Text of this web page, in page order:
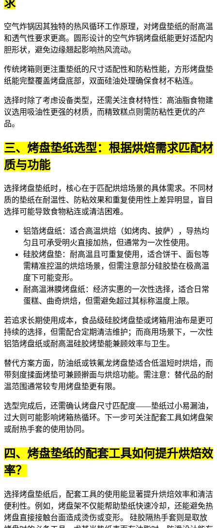
求
空气炸锅因其独特的热风循环工作原理，对烤盘垫纸的耐高温
和透气性要求更高。圆形设计的空气炸锅烤盘纸能更好适配内
胆形状，避免边缘翘起影响热风流动。
传统烤箱则更注重垫纸的尺寸适配性和防粘性能， 方形烤盘垫
纸能完整覆盖烤盘底部，双面硅油处理确保食材不粘连。
选择时除了考虑设备类型，还需关注食材特性：高油脂食物建
议选用吸油性更强的材质，而精致糕点则需防粘性更优的产
品。
三、烤盘垫纸选型：根据烘焙需求匹配材
质与功能
选择烤盘垫纸时，核心在于匹配烘焙场景的具体需求。不同材
质的垫纸在耐温性、防粘效果和重复使用性上差异明显，盲目
选择可能导致食物粘连或清洁困难。
铝箔烤盘纸：适合高温烘焙（如烤肉、披萨），导热均
匀且可承受明火直接加热，但通常为一次性使用。
硅胶烤盘垫：耐高温且可重复使用，适合饼干、面包等
需精准控温的烘焙场景，但需注意部分硅胶垫在极高温
度下可能变形。
耐高温淋膜烤盘纸：经济实惠的一次性选择，适合日常
蛋糕、曲奇烘焙，但需避免超过其标称温度上限。
若追求长期使用成本， 食品级硅胶烤盘垫或烤箱用油布是更可
持续的选择，但需配合定期清洁维护；而商用场景下，一次性
铝箔烤盘纸或耐高温硅胶烤垫能兼顾效率与卫生。
替代方案方面， 防油纸或铁氟龙烤盘垫适合低温短时烘焙，而
带刻度揉面烤垫可兼顾擀面与烘焙功能。需注意：替代品的耐
温范围通常较专用烤盘垫更有限。
选型完成后，还需确认烤盘尺寸匹配度——垫纸过小易漏油，
过大则可能影响烤箱热循环。下一步可关注配套工具如烤盘架
或耐热手套的使用协同。
四、烤盘垫纸的配套工具如何提升烘焙效
率？
选择烤盘垫纸后，配套工具的使用能显著提升烘焙效率和清洁
便利性。例如，烤盘架不仅能帮助垫纸快速冷却，还能避免热
烤盘直接接触台面造成烫伤或变形。 硅胶隔热手套则是取放